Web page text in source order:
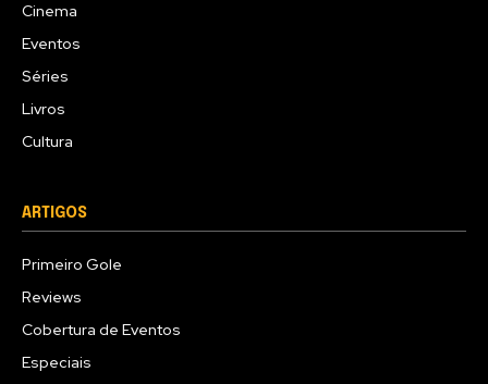
Cinema
Eventos
Séries
Livros
Cultura
ARTIGOS
Primeiro Gole
Reviews
Cobertura de Eventos
Especiais